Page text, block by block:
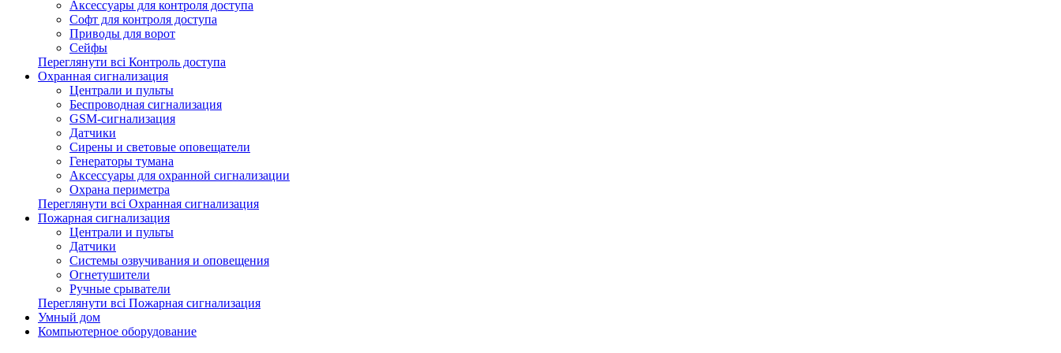
Аксессуары для контроля доступа
Софт для контроля доступа
Приводы для ворот
Сейфы
Переглянути всі Контроль доступа
Охранная сигнализация
Централи и пульты
Беспроводная сигнализация
GSM-сигнализация
Датчики
Сирены и световые оповещатели
Генераторы тумана
Аксессуары для охранной сигнализации
Охрана периметра
Переглянути всі Охранная сигнализация
Пожарная сигнализация
Централи и пульты
Датчики
Системы озвучивания и оповещения
Огнетушители
Ручные срыватели
Переглянути всі Пожарная сигнализация
Умный дом
Компьютерное оборудование